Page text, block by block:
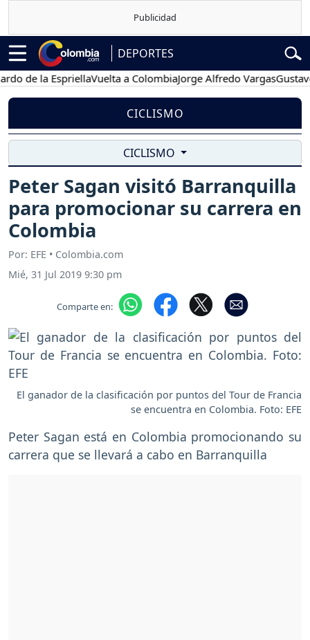
DEPORTES
la EspriellaVuelta a ColombiaJorge Alfredo VargasGustavo
CICLISMO
CICLISMO
Peter Sagan visitó Barranquilla
para promocionar su carrera en
Colombia
Por: EFE • Colombia.com
Mié, 31 Jul 2019 9:30 pm
Comparte en:
El ganador de la clasificación por puntos del Tour de Francia
se encuentra en Colombia. Foto: EFE
Peter Sagan está en Colombia promocionando su
carrera que se llevará a cabo en Barranquilla